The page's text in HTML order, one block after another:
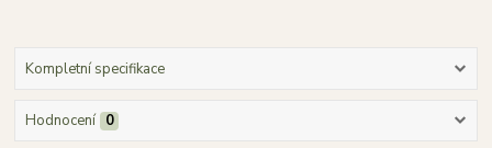
Kompletní specifikace
Hodnocení 0